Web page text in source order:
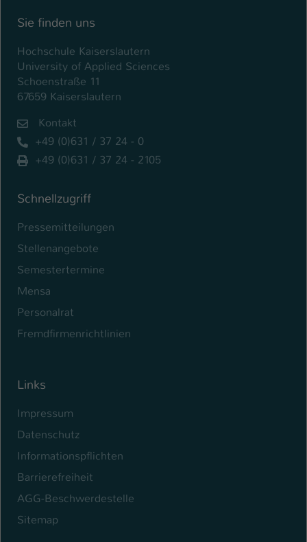
Sie finden uns
Hochschule Kaiserslautern
University of Applied Sciences
Schoenstraße 11
67659 Kaiserslautern
Kontakt
+49 (0)631 / 37 24 - 0
+49 (0)631 / 37 24 - 2105
Schnellzugriff
Pressemitteilungen
Stellenangebote
Semestertermine
Mensa
Personalrat
Fremdfirmenrichtlinien
Links
Impressum
Datenschutz
Informationspflichten
Barrierefreiheit
AGG-Beschwerdestelle
Sitemap